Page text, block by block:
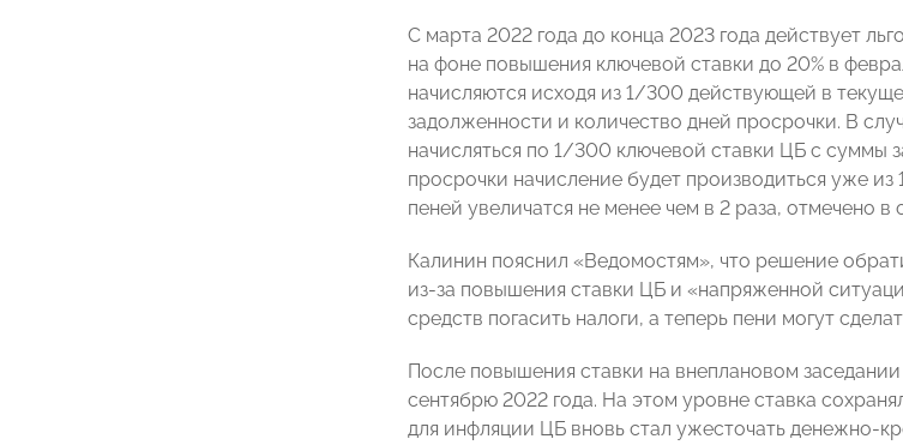
С марта 2022 года до конца 2023 года действует
на фоне повышения ключевой ставки до 20% в
начисляются исходя из 1/300 действующей в
задолженности и количество дней просрочки. В
начисляться по 1/300 ключевой ставки ЦБ с суммы
просрочки начисление будет производиться уже
пеней увеличатся не менее чем в 2 раза, отмечено
Калинин пояснил «Ведомостям», что решение
из-за повышения ставки ЦБ и «напряженной
средств погасить налоги, а теперь пени могут
После повышения ставки на внеплановом
сентябрю 2022 года. На этом уровне ставка
для инфляции ЦБ вновь стал ужесточать денежно-